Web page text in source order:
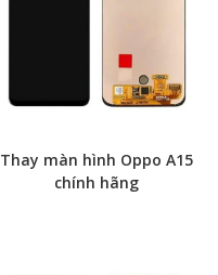
Thay màn hình Oppo A15
chính hãng